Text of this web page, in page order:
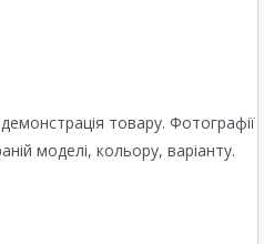
товару. Фотографії
моделі, кольору, варіанту.